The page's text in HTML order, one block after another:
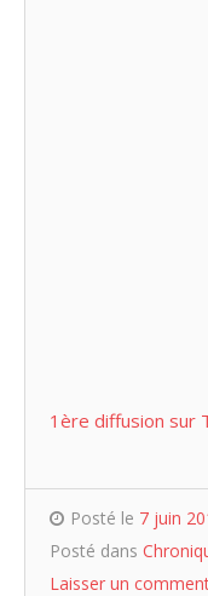
1ère diffusion sur
Posté le 7 juin
Posté dans
Laisser un